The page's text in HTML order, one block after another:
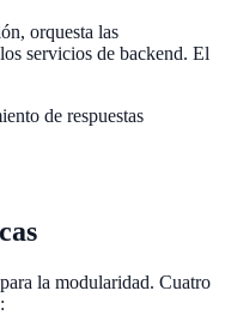
orquesta las
servicios de backend. El
de respuestas
la modularidad. Cuatro